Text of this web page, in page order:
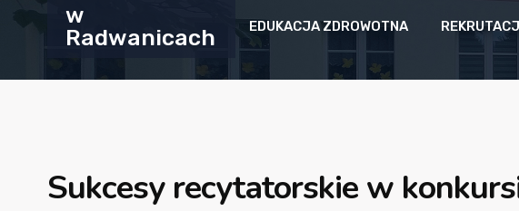
w
Radwanicach
EDUKACJA ZDROWOTNA
Sukcesy recytatorskie w